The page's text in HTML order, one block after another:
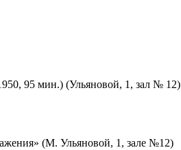
95 мин.) (Ульяновой, 1, зал № 12)
(М. Ульяновой, 1, зале №12)